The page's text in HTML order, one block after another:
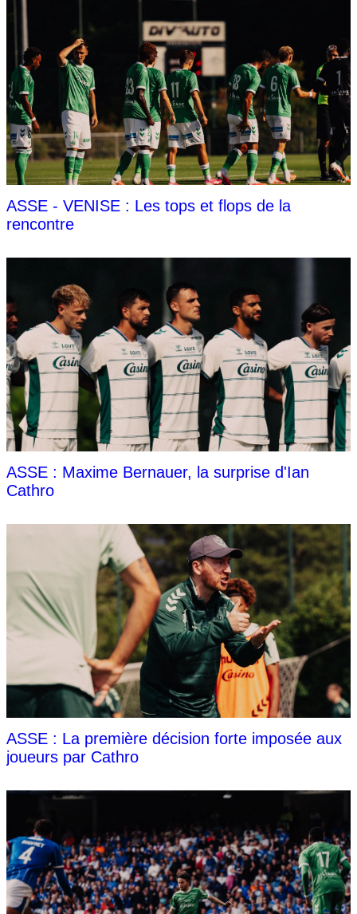
ASSE - VENISE : Les tops et flops de la
rencontre
ASSE : Maxime Bernauer, la surprise d'Ian
Cathro
ASSE : La première décision forte imposée aux
joueurs par Cathro